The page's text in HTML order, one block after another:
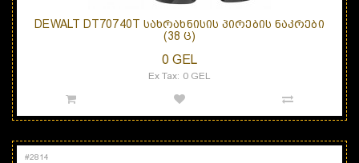
DEWALT DT70740T ᲡᲐᲮᲠᲐᲮᲜᲘᲡᲘᲡ ᲞᲘᲠᲔᲑᲘᲡ ᲜᲐᲙᲠᲔᲑᲘ
(38 Ც)
0 GEL
Ex Tax: 0 GEL
#2814